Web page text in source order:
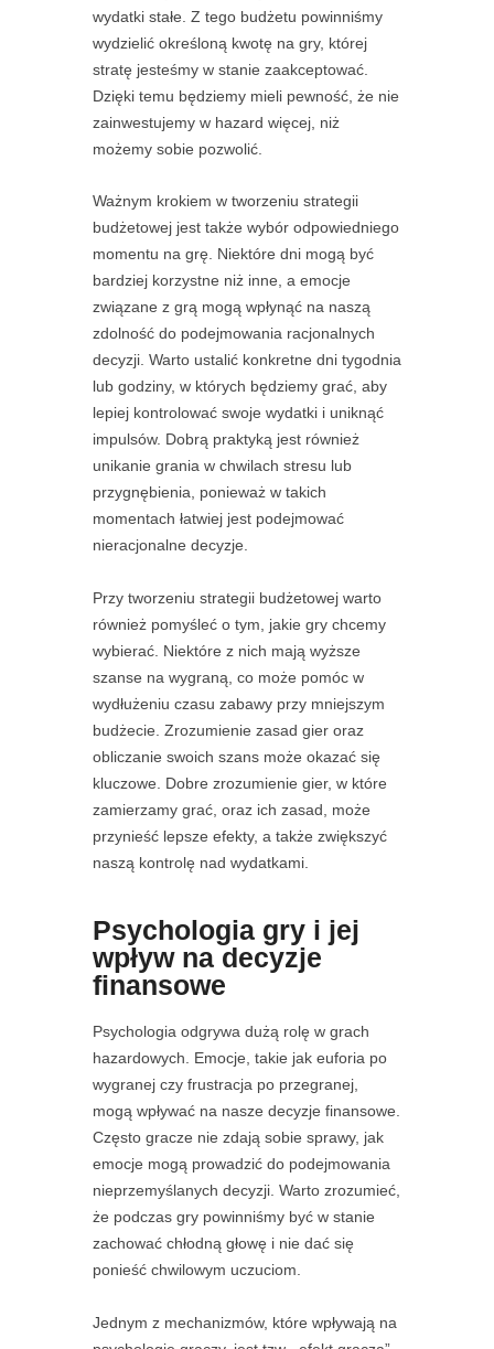
wydatki stałe. Z tego budżetu powinniśmy
wydzielić określoną kwotę na gry, której
stratę jesteśmy w stanie zaakceptować.
Dzięki temu będziemy mieli pewność, że nie
zainwestujemy w hazard więcej, niż
możemy sobie pozwolić.
Ważnym krokiem w tworzeniu strategii
budżetowej jest także wybór odpowiedniego
momentu na grę. Niektóre dni mogą być
bardziej korzystne niż inne, a emocje
związane z grą mogą wpłynąć na naszą
zdolność do podejmowania racjonalnych
decyzji. Warto ustalić konkretne dni tygodnia
lub godziny, w których będziemy grać, aby
lepiej kontrolować swoje wydatki i uniknąć
impulsów. Dobrą praktyką jest również
unikanie grania w chwilach stresu lub
przygnębienia, ponieważ w takich
momentach łatwiej jest podejmować
nieracjonalne decyzje.
Przy tworzeniu strategii budżetowej warto
również pomyśleć o tym, jakie gry chcemy
wybierać. Niektóre z nich mają wyższe
szanse na wygraną, co może pomóc w
wydłużeniu czasu zabawy przy mniejszym
budżecie. Zrozumienie zasad gier oraz
obliczanie swoich szans może okazać się
kluczowe. Dobre zrozumienie gier, w które
zamierzamy grać, oraz ich zasad, może
przynieść lepsze efekty, a także zwiększyć
naszą kontrolę nad wydatkami.
Psychologia gry i jej
wpływ na decyzje
finansowe
Psychologia odgrywa dużą rolę w grach
hazardowych. Emocje, takie jak euforia po
wygranej czy frustracja po przegranej,
mogą wpływać na nasze decyzje finansowe.
Często gracze nie zdają sobie sprawy, jak
emocje mogą prowadzić do podejmowania
nieprzemyślanych decyzji. Warto zrozumieć,
że podczas gry powinniśmy być w stanie
zachować chłodną głowę i nie dać się
ponieść chwilowym uczuciom.
Jednym z mechanizmów, które wpływają na